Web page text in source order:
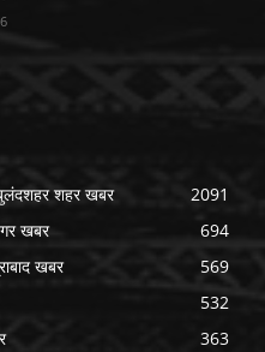
शहर खबर
2091
खबर
694
खबर
569
532
363